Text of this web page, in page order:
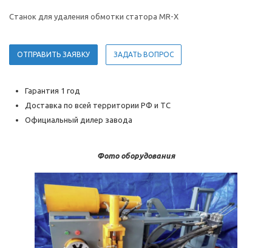
Станок для удаления обмотки статора MR-X
ОТПРАВИТЬ ЗАЯВКУ ЗАДАТЬ ВОПРОС
Гарантия 1 год
Доставка по всей территории РФ и ТС
Официальный дилер завода
Фото оборудования